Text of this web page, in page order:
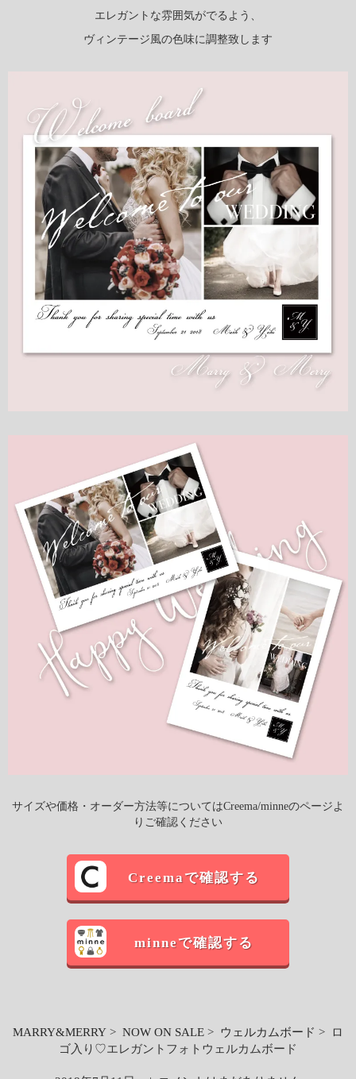
エレガントな雰囲気がでるよう、
ヴィンテージ風の色味に調整致します
サイズや価格・オーダー方法等についてはCreema/minneのページよ
りご確認ください
Creemaで確認する
minneで確認する
MARRY&MERRY > NOW ON SALE > ウェルカムボード > ロ
ゴ入り♡エレガントフォトウェルカムボード